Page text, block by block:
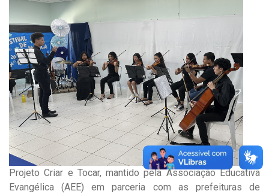
Projeto Criar e Tocar, mantido pela Associação Educativa
Evangélica (AEE) em parceria com as prefeituras de